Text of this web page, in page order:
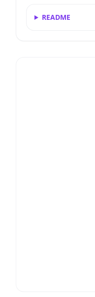
README